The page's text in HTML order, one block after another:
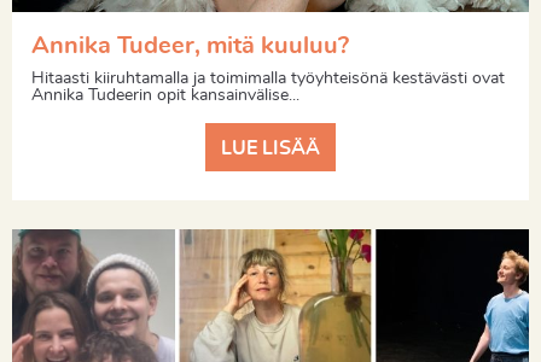
Annika Tudeer, mitä kuuluu?
Hitaasti kiiruhtamalla ja toimimalla työyhteisönä kestävästi ovat
Annika Tudeerin opit kansainvälise...
LUE LISÄÄ